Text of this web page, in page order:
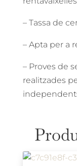
– Tassa de
– Apta per a
– Proves de
realitzades